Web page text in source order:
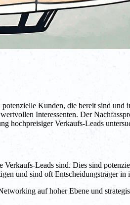
Kunden, die bereit sind
Interessenten. Der
hochpreisiger Verkaufs-Leads
Leads sind. Dies sind
und sind oft Entscheidungsträger in
auf hoher Ebene und